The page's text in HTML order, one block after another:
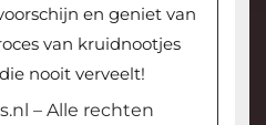
en geniet van
van kruidnootjes
nooit verveelt!
– Alle rechten